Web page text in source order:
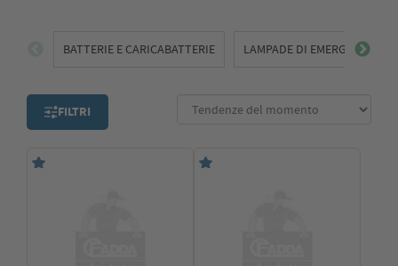
BATTERIE E CARICABATTERIE LAMPADE DI EMERGENZA E
FILTRI